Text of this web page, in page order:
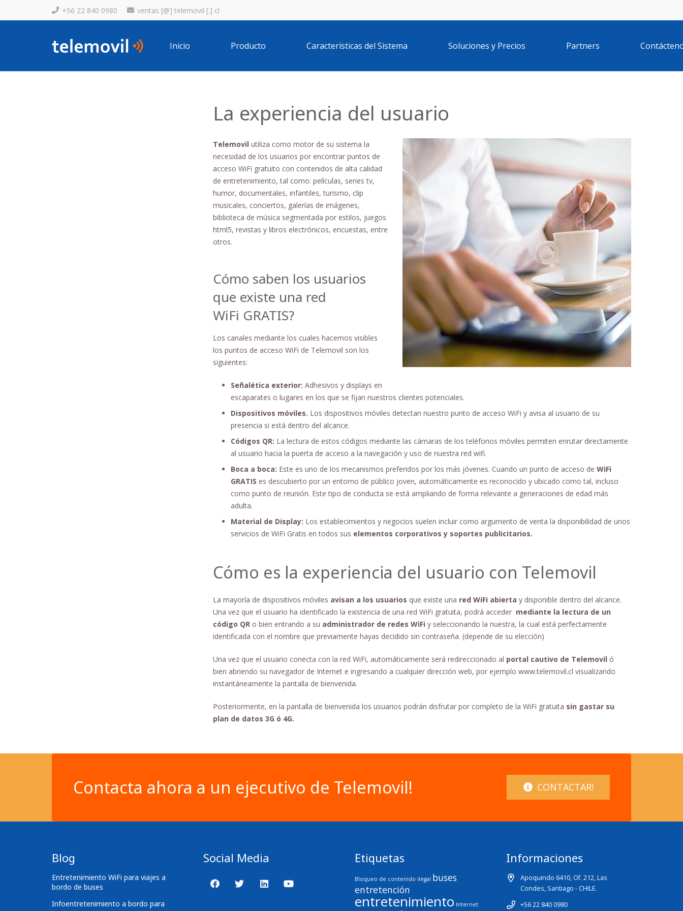
+56 22 840 0980 ventas [@] telemovil [.] cl
Inicio Producto Características del Sistema Soluciones y Precios Partners
La experiencia del usuario
Telemovil utiliza como motor de su sistema la
necesidad de los usuarios por encontrar puntos de
acceso WiFi gratuito con contenidos de alta calidad
de entretenimiento, tal como: películas, series tv,
humor, documentales, infantiles, turismo, clip
musicales, conciertos, galerías de imágenes,
biblioteca de música segmentada por estilos, juegos
html5, revistas y libros electrónicos, encuestas, entre
otros.
Cómo saben los usuarios
que existe una red
WiFi GRATIS?
Los canales mediante los cuales hacemos visibles
los puntos de acceso WiFi de Telemovil son los
siguientes:
Señalética exterior: Adhesivos y displays en
escaparates o lugares en los que se fijan nuestros clientes potenciales.
Dispositivos móviles. Los dispositivos móviles detectan nuestro punto de acceso WiFi y avisa al usuario de su
presencia si está dentro del alcance.
Códigos QR: La lectura de estos códigos mediante las cámaras de los teléfonos móviles permiten enrutar directamente
al usuario hacia la puerta de acceso a la navegación y uso de nuestra red wifi.
Boca a boca: Este es uno de los mecanismos preferidos por los más jóvenes. Cuando un punto de acceso de WiFi
GRATIS es descubierto por un entorno de público joven, automáticamente es reconocido y ubicado como tal, incluso
como punto de reunión. Este tipo de conducta se está ampliando de forma relevante a generaciones de edad más
adulta.
Material de Display: Los establecimientos y negocios suelen incluir como argumento de venta la disponibilidad de unos
servicios de WiFi Gratis en todos sus elementos corporativos y soportes publicitarios.
Cómo es la experiencia del usuario con Telemovil
La mayoría de dispositivos móviles avisan a los usuarios que existe una red WiFi abierta y disponible dentro del alcance.
Una vez que el usuario ha identificado la existencia de una red WiFi gratuita, podrá acceder mediante la lectura de un
código QRo bien entrando a su administrador de redes WiFi y seleccionando la nuestra, la cual está perfectamente
identificada con el nombre que previamente hayas decidido sin contraseña. (depende de su elección)
Una vez que el usuario conecta con la red WiFi, automáticamente será redireccionado al portal cautivo de Telemovil ó
bien abriendo su navegador de Internet e ingresando a cualquier dirección web, por ejemplo www.telemovil.cl visualizando
instantáneamente la pantalla de bienvenida.
Posteriormente, en la pantalla de bienvenida los usuarios podrán disfrutar por completo de la WiFi gratuita sin gastar su
plan de datos 3G ó 4G.
Contacta ahora a un ejecutivo de Telemovil! CONTACTAR!
Blog
Entretenimiento WiFi para viajes a
bordo de buses
Infoentretenimiento a bordo para
Social Media Etiquetas
Bloqueo de contenido ilegal buses
entretención
entretenimiento Internet
Informaciones
Apoquindo 6410, Of. 212, Las
Condes, Santiago - CHILE.
+56 22 840 0980